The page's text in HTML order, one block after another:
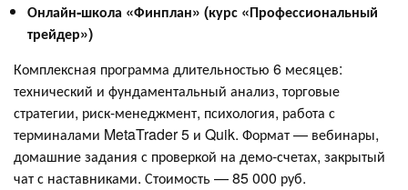
Онлайн‑школа «Финплан» (курс «Профессиональный
трейдер»)
Комплексная программа длительностью 6 месяцев:
технический и фундаментальный анализ, торговые
стратегии, риск‑менеджмент, психология, работа с
терминалами MetaTrader 5 и Quik. Формат — вебинары,
домашние задания с проверкой на демо‑счетах, закрытый
чат с наставниками. Стоимость — 85 000 руб.